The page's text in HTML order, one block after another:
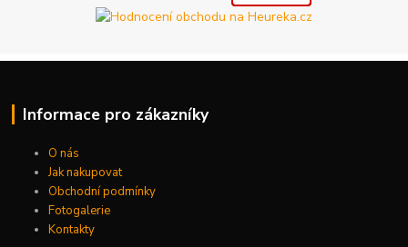
Informace pro zákazníky
O nás
Jak nakupovat
Obchodní podmínky
Fotogalerie
Kontakty